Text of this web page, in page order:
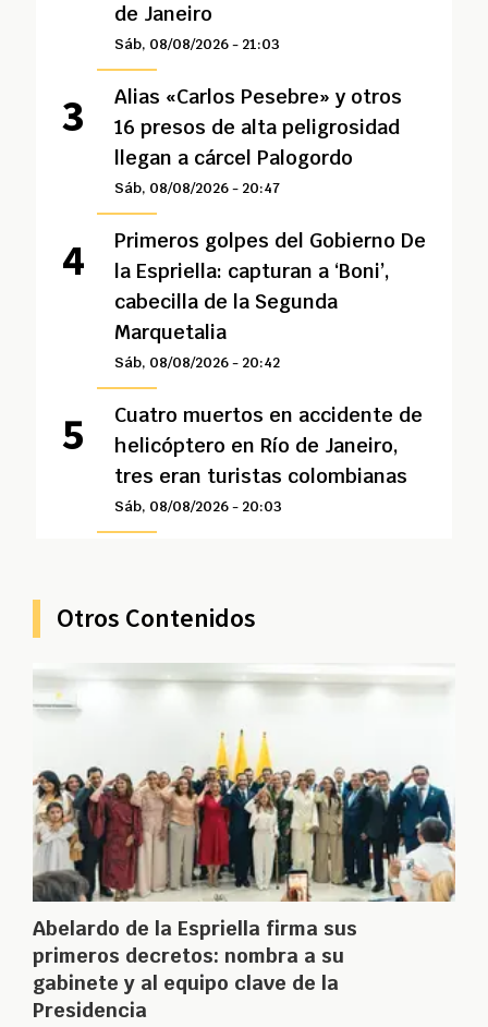
de Janeiro
Sáb, 08/08/2026 - 21:03
Alias «Carlos Pesebre» y otros
16 presos de alta peligrosidad
llegan a cárcel Palogordo
Sáb, 08/08/2026 - 20:47
Primeros golpes del Gobierno De
la Espriella: capturan a ‘Boni’,
cabecilla de la Segunda
Marquetalia
Sáb, 08/08/2026 - 20:42
Cuatro muertos en accidente de
helicóptero en Río de Janeiro,
tres eran turistas colombianas
Sáb, 08/08/2026 - 20:03
Otros Contenidos
Abelardo de la Espriella firma sus
primeros decretos: nombra a su
gabinete y al equipo clave de la
Presidencia